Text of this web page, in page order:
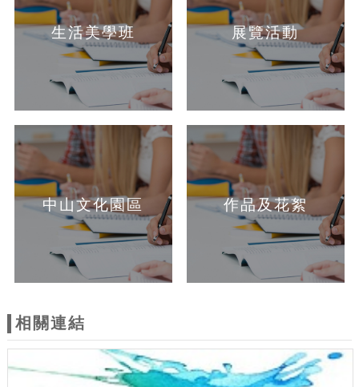
生活美學班 展覽活動
中山文化園區 作品及花絮
相關連結